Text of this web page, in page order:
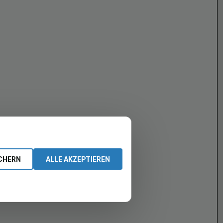
ALLE AKZEPTIEREN